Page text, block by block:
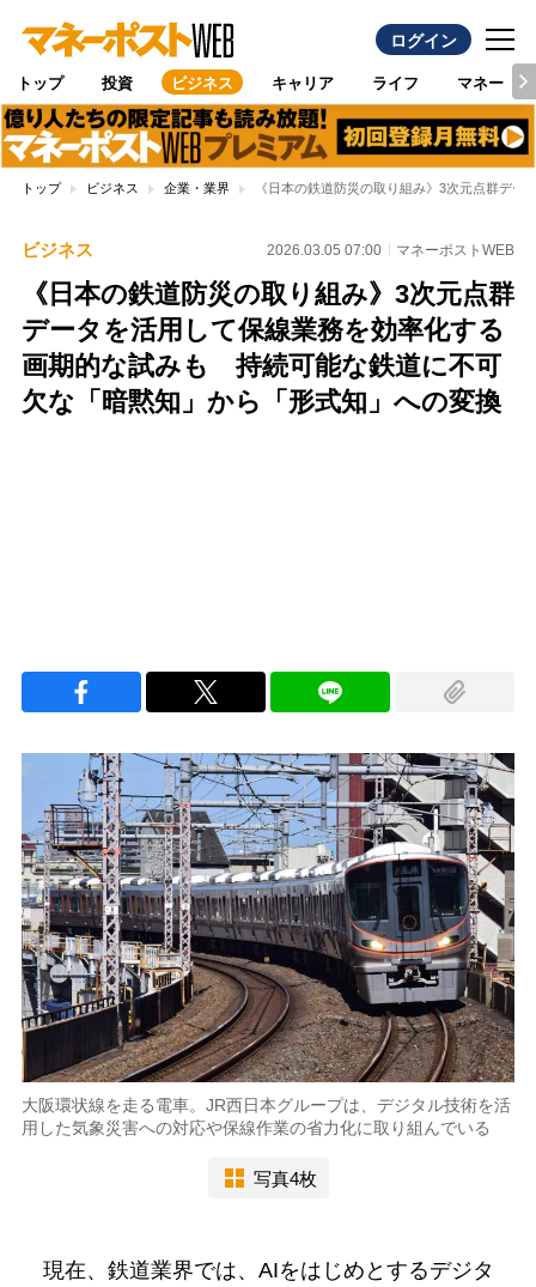
ログイン
トップ 投資 ビジネス キャリア ライフ マネー
トップ ビジネス 企業・業界 《日本の鉄道防災の取り組み》3次元点群デ
ビジネス 2026.03.05 07:00 マネーポストWEB
《日本の鉄道防災の取り組み》3次元点群
データを活用して保線業務を効率化する
画期的な試みも 持続可能な鉄道に不可
欠な「暗黙知」から「形式知」への変換
大阪環状線を走る電車。JR西日本グループは、デジタル技術を活
用した気象災害への対応や保線作業の省力化に取り組んでいる
写真4枚
現在、鉄道業界では、AIをはじめとするデジタ